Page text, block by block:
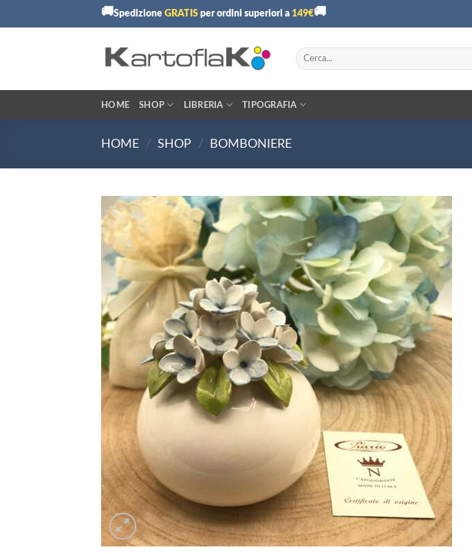
🚚Spedizione GRATIS per ordini superiori a 149€🚚
Cerca:
HOME SHOP LIBRERIA TIPOGRAFIA
HOME / SHOP / BOMBONIERE